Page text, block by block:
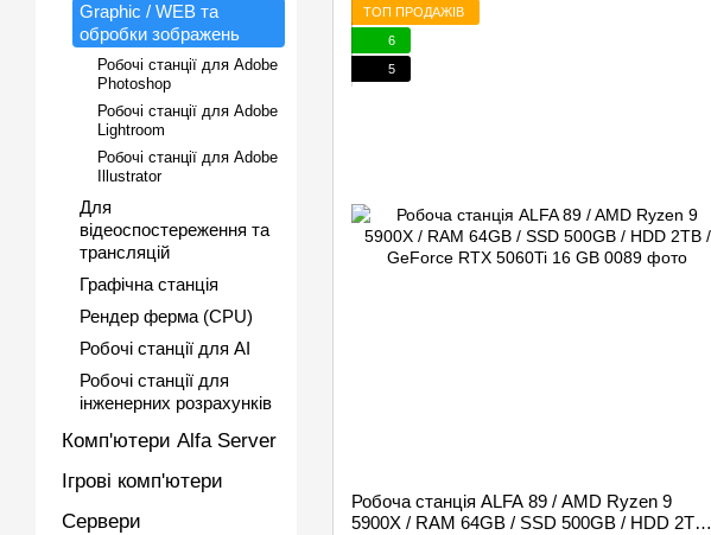
ТОП ПРОДАЖІВ
6
5
Робоча станція ALFA 89 / AMD Ryzen 9
5900X / RAM 64GB / SSD 500GB / HDD 2TB /
Graphic / WEB та
обробки зображень
Робочі станції для Adobe
Photoshop
Робочі станції для Adobe
Lightroom
Робочі станції для Adobe
Illustrator
Для
відеоспостереження та
трансляцій
Графічна станція
Рендер ферма (CPU)
Робочі станції для AI
Робочі станції для
інженерних розрахунків
Комп'ютери Alfa Server
Ігрові комп'ютери
Сервери